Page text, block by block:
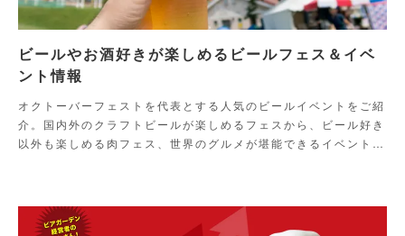
ビールやお酒好きが楽しめるビールフェス＆イベ
ント情報
オクトーバーフェストを代表とする人気のビールイベントをご紹
介。国内外のクラフトビールが楽しめるフェスから、ビール好き
以外も楽しめる肉フェス、世界のグルメが堪能できるイベントま